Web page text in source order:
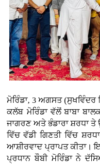
ਮੋਰਿੰਡਾ, 3 ਅਗਸਤ (ਸੁਖਵਿੰਦਰ
ਕਲੱਬ ਮੋਰਿੰਡਾ ਵੱਲੋਂ ਬਾਬਾ
ਜਾਗਰਣ ਅਤੇ ਭੰਡਾਰਾ ਸ਼ਰਧਾ
ਵਿੱਚ ਵੱਡੀ ਗਿਣਤੀ ਵਿੱਚ
ਆਸ਼ੀਰਵਾਦ ਪ੍ਰਾਪਤ ਕੀਤਾ।
ਪ੍ਰਧਾਨ ਬੌਬੀ ਮੋਰਿੰਡਾ ਨੇ